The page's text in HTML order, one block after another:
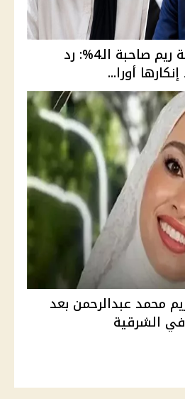
القصة الكاملة لأزمة ريم صاحبة الـ4%: رد
أورا...
محمد عبدالرحمن بعد
الشرقية